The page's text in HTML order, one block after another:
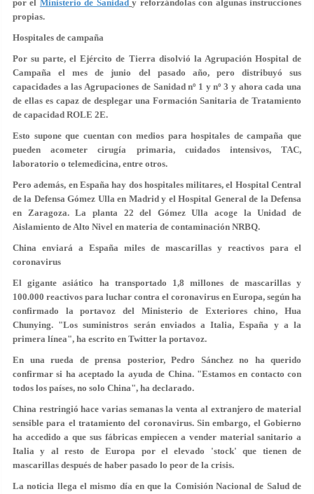
por el Ministerio de Sanidad y reforzándolas con algunas instrucciones
propias.
Hospitales de campaña
Por su parte, el Ejército de Tierra disolvió la Agrupación Hospital de
Campaña el mes de junio del pasado año, pero distribuyó sus
capacidades a las Agrupaciones de Sanidad nº 1 y nº 3 y ahora cada una
de ellas es capaz de desplegar una Formación Sanitaria de Tratamiento
de capacidad ROLE 2E.
Esto supone que cuentan con medios para hospitales de campaña que
pueden acometer cirugía primaria, cuidados intensivos, TAC,
laboratorio o telemedicina, entre otros.
Pero además, en España hay dos hospitales militares, el Hospital Central
de la Defensa Gómez Ulla en Madrid y el Hospital General de la Defensa
en Zaragoza. La planta 22 del Gómez Ulla acoge la Unidad de
Aislamiento de Alto Nivel en materia de contaminación NRBQ.
China enviará a España miles de mascarillas y reactivos para el
coronavirus
El gigante asiático ha transportado 1,8 millones de mascarillas y
100.000 reactivos para luchar contra el coronavirus en Europa, según ha
confirmado la portavoz del Ministerio de Exteriores chino, Hua
Chunying. "Los suministros serán enviados a Italia, España y a la
primera línea", ha escrito en Twitter la portavoz.
En una rueda de prensa posterior, Pedro Sánchez no ha querido
confirmar si ha aceptado la ayuda de China. "Estamos en contacto con
todos los países, no solo China", ha declarado.
China restringió hace varias semanas la venta al extranjero de material
sensible para el tratamiento del coronavirus. Sin embargo, el Gobierno
ha accedido a que sus fábricas empiecen a vender material sanitario a
Italia y al resto de Europa por el elevado 'stock' que tienen de
mascarillas después de haber pasado lo peor de la crisis.
La noticia llega el mismo día en que la Comisión Nacional de Salud de